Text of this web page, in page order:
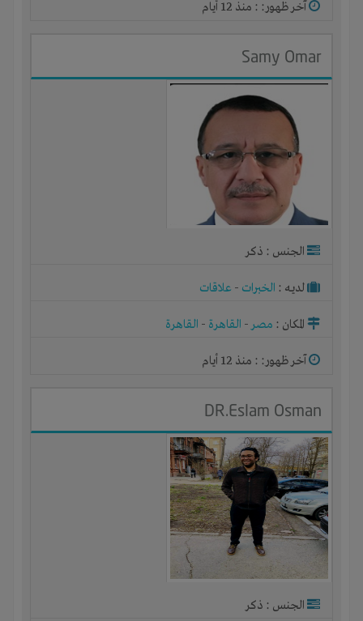
آخر ظهور: : منذ 12 أيام
Samy Omar
الجنس : ذكر
لديـه : الخبرات - علاقات
المكان : مصر- القاهرة - القاهرة
آخر ظهور: : منذ 12 أيام
DR.Eslam Osman
الجنس : ذكر